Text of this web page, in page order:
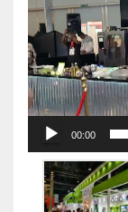
播
放
器
00:00